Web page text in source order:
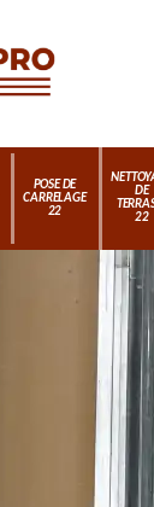
POSE DE
CARRELAGE
22
DE
22